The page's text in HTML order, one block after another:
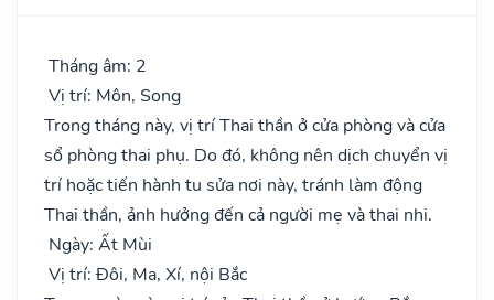
Tháng âm: 2
Vị trí: Môn, Song
Trong tháng này, vị trí Thai thần ở cửa phòng và cửa
sổ phòng thai phụ. Do đó, không nên dịch chuyển vị
trí hoặc tiến hành tu sửa nơi này, tránh làm động
Thai thần, ảnh hưởng đến cả người mẹ và thai nhi.
Ngày: Ất Mùi
Vị trí: Đôi, Ma, Xí, nội Bắc